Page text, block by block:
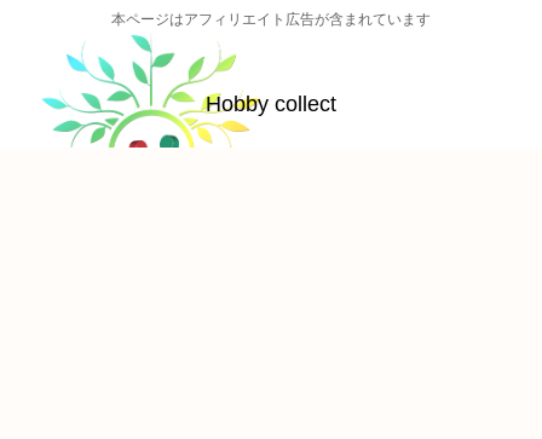
本ページはアフィリエイト広告が含まれています
Hobby collect